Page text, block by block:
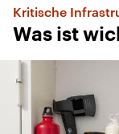
Kritische
Was ist